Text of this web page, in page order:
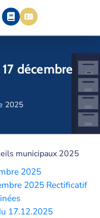
décembre
2025
municipaux 2025
2025
2025 Rectificatif
17.12.2025